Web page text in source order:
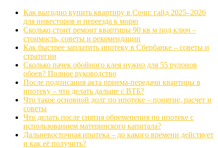
Как выгодно купить квартиру в Сочи: гайд 2025–2026
для инвесторов и переезда к морю
Сколько стоит ремонт квартиры 90 кв м под ключ –
стоимость, советы и рекомендации
Как быстрее заплатить ипотеку в Сбербанке – советы и
стратегии
Сколько пачек обойного клея нужно для 55 рулонов
обоев? Полное руководство
После подписания акта приема-передачи квартиры в
ипотеку – что делать дальше с ВТБ?
Что такое основной долг по ипотеке – понятие, расчет и
советы
Что делать после снятия обременения по ипотеке с
использованием материнского капитала?
Дальневосточная ипотека – до какого времени действует
и как её получить?